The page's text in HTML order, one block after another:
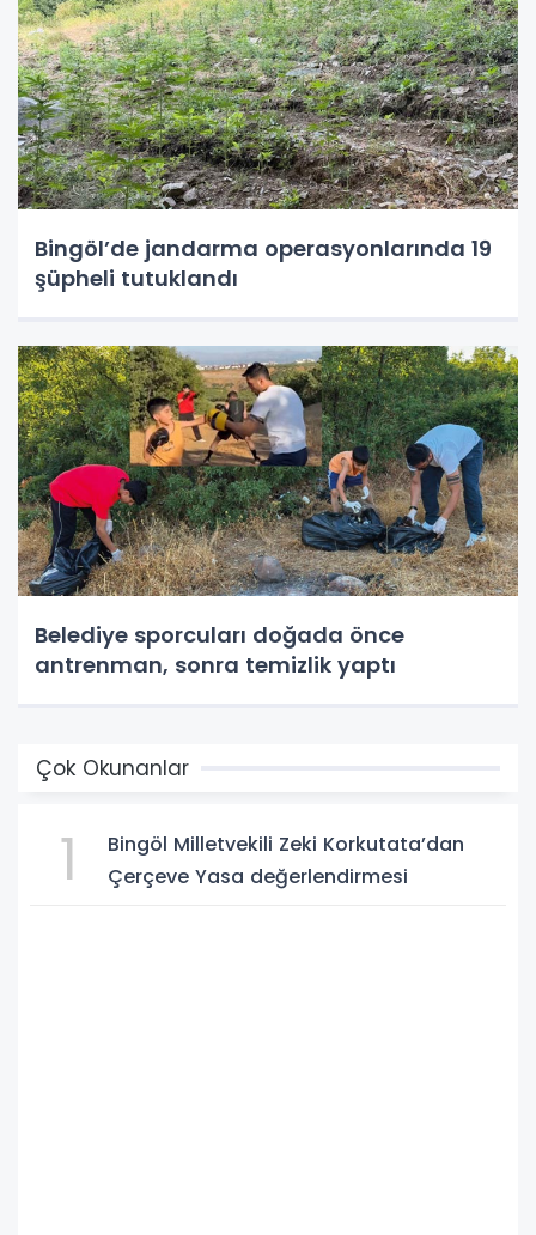
Bingöl’de jandarma operasyonlarında 19
şüpheli tutuklandı
Belediye sporcuları doğada önce
antrenman, sonra temizlik yaptı
Çok Okunanlar
1
Bingöl Milletvekili Zeki Korkutata’dan
Çerçeve Yasa değerlendirmesi